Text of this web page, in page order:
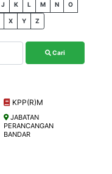
J K L M N O
X Y Z
Cari
KPP(R)M
JABATAN
PERANCANGAN
BANDAR